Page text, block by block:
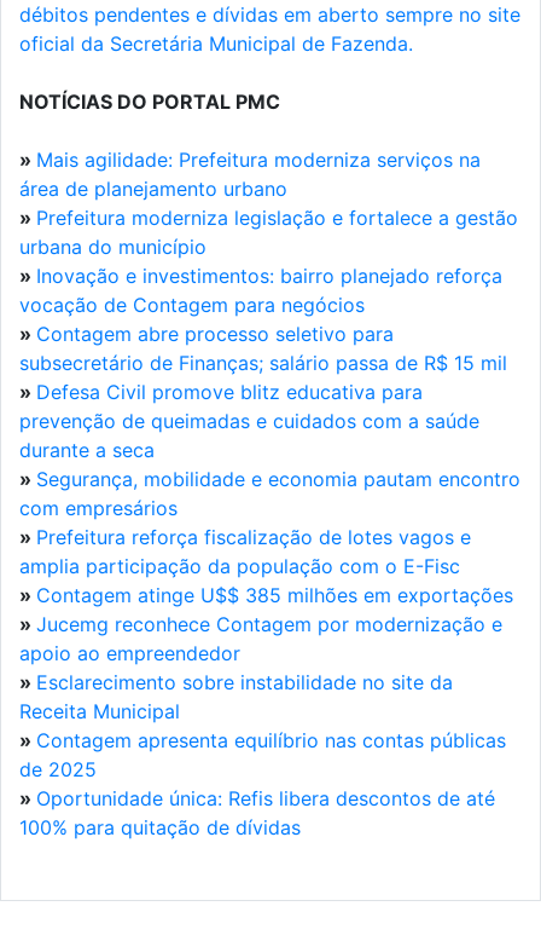
débitos pendentes e dívidas em aberto sempre no site
oficial da Secretária Municipal de Fazenda.
NOTÍCIAS DO PORTAL PMC
» Mais agilidade: Prefeitura moderniza serviços na
área de planejamento urbano
» Prefeitura moderniza legislação e fortalece a gestão
urbana do município
» Inovação e investimentos: bairro planejado reforça
vocação de Contagem para negócios
» Contagem abre processo seletivo para
subsecretário de Finanças; salário passa de R$ 15 mil
» Defesa Civil promove blitz educativa para
prevenção de queimadas e cuidados com a saúde
durante a seca
» Segurança, mobilidade e economia pautam encontro
com empresários
» Prefeitura reforça fiscalização de lotes vagos e
amplia participação da população com o E-Fisc
» Contagem atinge U$$ 385 milhões em exportações
» Jucemg reconhece Contagem por modernização e
apoio ao empreendedor
» Esclarecimento sobre instabilidade no site da
Receita Municipal
» Contagem apresenta equilíbrio nas contas públicas
de 2025
» Oportunidade única: Refis libera descontos de até
100% para quitação de dívidas